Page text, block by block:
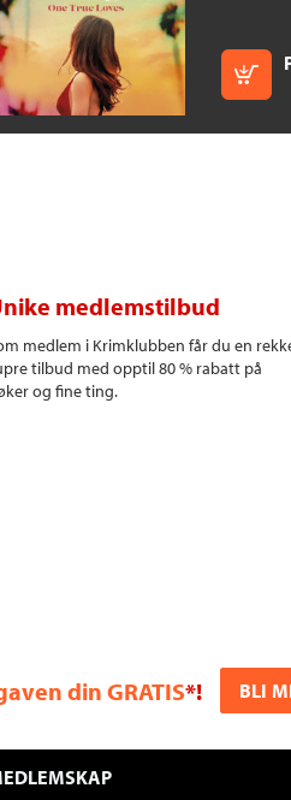
medlemstilbud
medlem i Krimklubben får du en
tilbud med opptil 80 % rabatt på
og fine ting.
din GRATIS*! BLI